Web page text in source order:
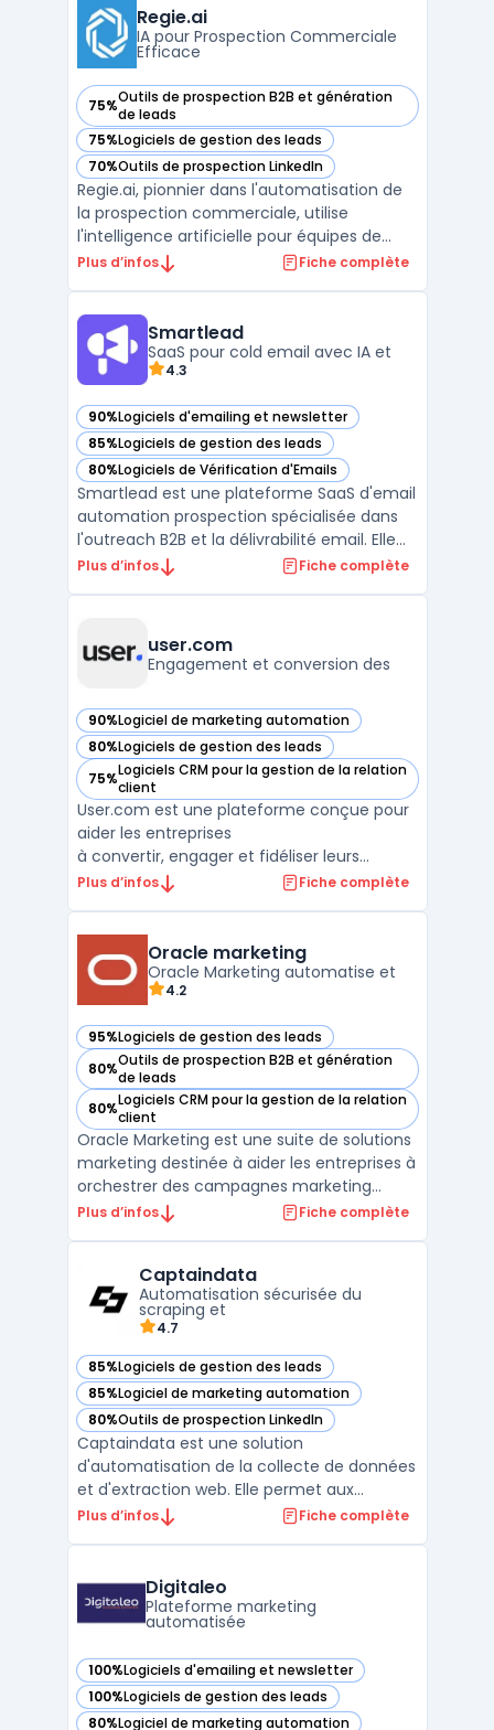
intégrés, Dotdigital offre une solution de
marketing to ...
Regie.ai
IA pour Prospection Commerciale
Efficace
75%Outils de prospection B2B et génération
de leads
— voir Regie.ai dans cette catégorie
75%Logiciels de gestion des leads
— voir Regie.ai dans cette catégorie
70%Outils de prospection LinkedIn
— voir Regie.ai dans cette catégorie
Regie.ai, pionnier dans l'automatisation de
la prospection commerciale, utilise
l'intelligence artificielle pour équipes de
vente afin de transformer l'approche des
des solutions d'automatisation des ventes,
rendant la pr ...
Plus d’infos Fiche complète
Smartlead
SaaS pour cold email avec IA et
4.3
90%Logiciels d'emailing et newsletter
— voir Smartlead dans cette catégorie
85%Logiciels de gestion des leads
— voir Smartlead dans cette catégorie
80%Logiciels de Vérification d'Emails
— voir Smartlead dans cette catégorie
Smartlead est une plateforme SaaS d'email
automation prospection spécialisée dans
l'outreach B2B et la délivrabilité email. Elle
centralise la gestion des comptes email
Plus d’infos Fiche complète
user.com
Engagement et conversion des
90%Logiciel de marketing automation
— voir user.com dans cette catégorie
80%Logiciels de gestion des leads
— voir user.com dans cette catégorie
75%Logiciels CRM pour la gestion de la relation
client
— voir user.com dans cette catégorie
User.com est une plateforme conçue pour
aider les entreprises
à convertir, engager et fidéliser leurs
utilisateurs. Grâce à une
le bon canal au bon utilisateur, au moment
opportun. User.com offre une
meilleure compréhension ...
Plus d’infos Fiche complète
Oracle marketing
Oracle Marketing automatise et
4.2
95%Logiciels de gestion des leads
— voir Oracle marketing dans cette catégorie
80%Outils de prospection B2B et génération
de leads
— voir Oracle marketing dans cette catégorie
80%Logiciels CRM pour la gestion de la relation
client
— voir Oracle marketing dans cette catégorie
Oracle Marketing est une suite de solutions
marketing destinée à aider les entreprises à
orchestrer des campagnes marketing
personnalisées à grande échelle.En
Oracle Marketing permet d’améliorer
l'efficacité des équi ...
Plus d’infos Fiche complète
Captaindata
Automatisation sécurisée du
scraping et
4.7
85%Logiciels de gestion des leads
— voir Captaindata dans cette catégorie
85%Logiciel de marketing automation
— voir Captaindata dans cette catégorie
80%Outils de prospection LinkedIn
— voir Captaindata dans cette catégorie
Captaindata est une solution
d'automatisation de la collecte de données
et d'extraction web. Elle permet aux
entreprises de simplifier et d'accélérer leurs
garantissant une approche conforme aux
normes de sécurité et de ...
Plus d’infos Fiche complète
Digitaleo
Plateforme marketing
automatisée
100%Logiciels d'emailing et newsletter
— voir Digitaleo dans cette catégorie
100%Logiciels de gestion des leads
— voir Digitaleo dans cette catégorie
80%Logiciel de marketing automation